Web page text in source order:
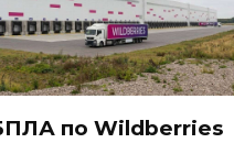
по Wildberries